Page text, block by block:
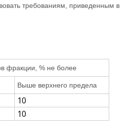
требованиям, приведенным в
фракции, % не более
Выше верхнего предела
10
10